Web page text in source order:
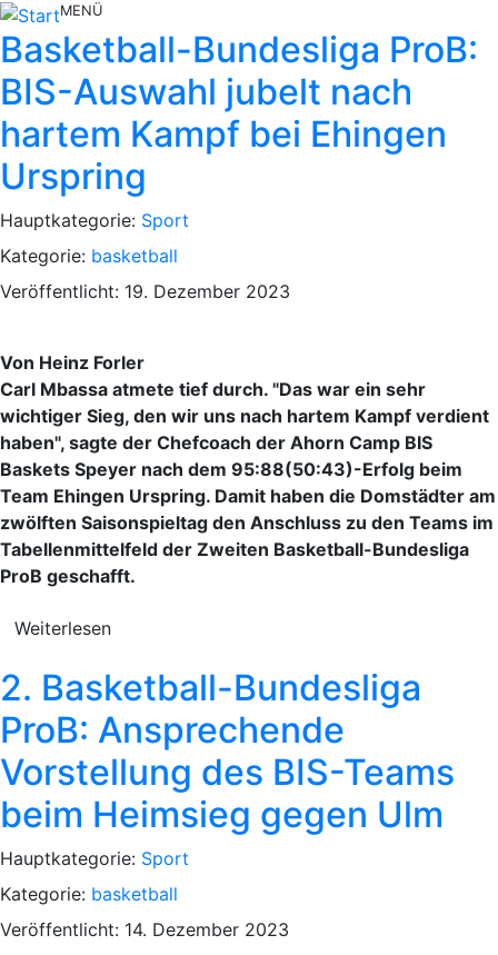
MENÜ
Basketball-Bundesliga ProB:
BIS-Auswahl jubelt nach
hartem Kampf bei Ehingen
Urspring
Hauptkategorie: Sport
Kategorie: basketball
Veröffentlicht: 19. Dezember 2023
Von Heinz Forler
Carl Mbassa atmete tief durch. "Das war ein sehr
wichtiger Sieg, den wir uns nach hartem Kampf verdient
haben", sagte der Chefcoach der Ahorn Camp BIS
Baskets Speyer nach dem 95:88(50:43)-Erfolg beim
Team Ehingen Urspring. Damit haben die Domstädter am
zwölften Saisonspieltag den Anschluss zu den Teams im
Tabellenmittelfeld der Zweiten Basketball-Bundesliga
ProB geschafft.
Weiterlesen
2. Basketball-Bundesliga
ProB: Ansprechende
Vorstellung des BIS-Teams
beim Heimsieg gegen Ulm
Hauptkategorie: Sport
Kategorie: basketball
Veröffentlicht: 14. Dezember 2023